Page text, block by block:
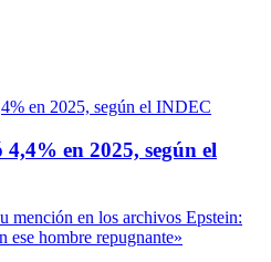
en 2025, según el